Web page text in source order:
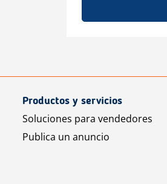
Productos y servicios
Soluciones para vendedores
Publica un anuncio